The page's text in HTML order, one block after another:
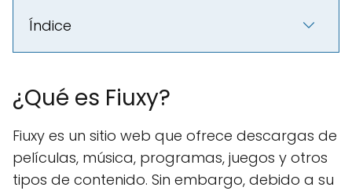
Índice
¿Qué es Fiuxy?
Fiuxy es un sitio web que ofrece descargas de
películas, música, programas, juegos y otros
tipos de contenido. Sin embargo, debido a su